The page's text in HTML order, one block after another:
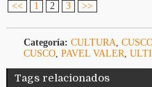
<< 1 2 3 >>
Categoría: CULTURA,
CUSCO, PAVEL VALER,
Tags relacionados